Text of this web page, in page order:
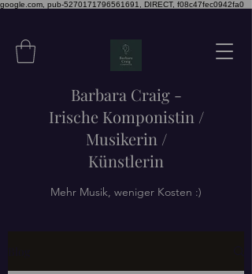
google.com, pub-5270171796561691, DIRECT, f08c47fec0942fa0
Barbara Craig -
Irische Komponistin /
Musikerin /
Künstlerin
Mehr Musik, weniger Kosten :)